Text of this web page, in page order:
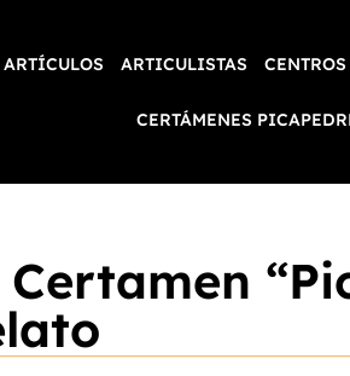
ARTÍCULOS ARTICULISTAS
CERTÁMENES